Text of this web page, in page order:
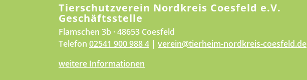
Tierschutzverein Nordkreis Coesfeld e.V.
Geschäftsstelle
Flamschen 3b · 48653 Coesfeld
Telefon 02541 900 988 4 | verein@tierheim-nordkreis-coesfeld.de
weitere Informationen